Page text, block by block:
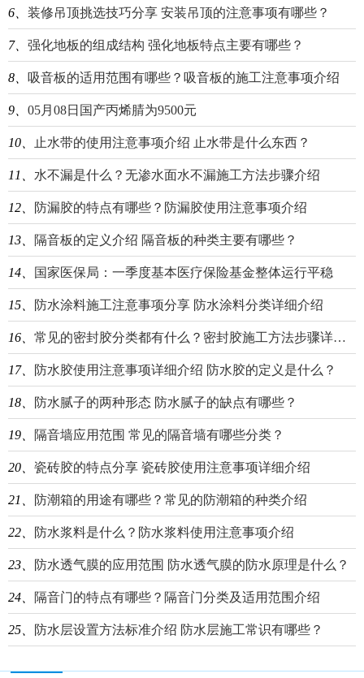
6、 装修吊顶挑选技巧分享 安装吊顶的注意事项有哪些？
7、 强化地板的组成结构 强化地板特点主要有哪些？
8、 吸音板的适用范围有哪些？吸音板的施工注意事项介绍
9、 05月08日国产丙烯腈为9500元
10、 止水带的使用注意事项介绍 止水带是什么东西？
11、 水不漏是什么？无渗水面水不漏施工方法步骤介绍
12、 防漏胶的特点有哪些？防漏胶使用注意事项介绍
13、 隔音板的定义介绍 隔音板的种类主要有哪些？
14、 国家医保局：一季度基本医疗保险基金整体运行平稳
15、 防水涂料施工注意事项分享 防水涂料分类详细介绍
16、 常见的密封胶分类都有什么？密封胶施工方法步骤详细介绍
17、 防水胶使用注意事项详细介绍 防水胶的定义是什么？
18、 防水腻子的两种形态 防水腻子的缺点有哪些？
19、 隔音墙应用范围 常见的隔音墙有哪些分类？
20、 瓷砖胶的特点分享 瓷砖胶使用注意事项详细介绍
21、 防潮箱的用途有哪些？常见的防潮箱的种类介绍
22、 防水浆料是什么？防水浆料使用注意事项介绍
23、 防水透气膜的应用范围 防水透气膜的防水原理是什么？
24、 隔音门的特点有哪些？隔音门分类及适用范围介绍
25、 防水层设置方法标准介绍 防水层施工常识有哪些？